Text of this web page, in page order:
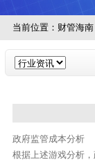
当前位置： 财管海南
政府监管成本分析
根据上述游戏分析